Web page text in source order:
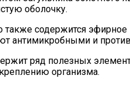
оболочку.
также содержится
антимикробными и
ряд полезных
организма.